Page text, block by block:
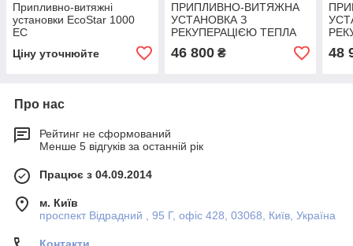
Припливно-витяжні
установки EcoStar 1000
EC
Ціну уточнюйте
ПРИПЛИВНО-ВИТЯЖНА
УСТАНОВКА З
РЕКУПЕРАЦІЄЮ ТЕПЛА
ERV FHBQ-D3.5-K
46 800₴ 48
Про нас
Рейтинг не сформований
Менше 5 відгуків за останній рік
Працює з 04.09.2014
м. Київ
проспект Відрадний , 95 Г, офіс 428, 03068, Київ, Україна